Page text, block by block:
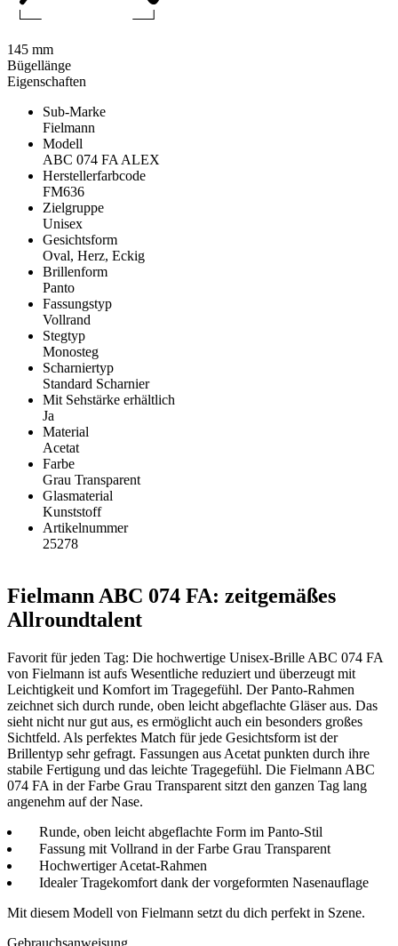
Eigenschaften
Sub-Marke
Fielmann
Modell
ABC 074 FA ALEX
Herstellerfarbcode
FM636
Zielgruppe
Unisex
Gesichtsform
Oval, Herz, Eckig
Brillenform
Panto
Fassungstyp
Vollrand
Stegtyp
Monosteg
Scharniertyp
Standard Scharnier
Mit Sehstärke erhältlich
Ja
Material
Acetat
Farbe
Grau Transparent
Glasmaterial
Kunststoff
Artikelnummer
25278
Fielmann ABC 074 FA: zeitgemäßes
Allroundtalent
Favorit für jeden Tag: Die hochwertige Unisex-Brille ABC 074 FA
von Fielmann ist aufs Wesentliche reduziert und überzeugt mit
Leichtigkeit und Komfort im Tragegefühl. Der Panto-Rahmen
zeichnet sich durch runde, oben leicht abgeflachte Gläser aus. Das
sieht nicht nur gut aus, es ermöglicht auch ein besonders großes
Sichtfeld. Als perfektes Match für jede Gesichtsform ist der
Brillentyp sehr gefragt. Fassungen aus Acetat punkten durch ihre
stabile Fertigung und das leichte Tragegefühl. Die Fielmann ABC
074 FA in der Farbe Grau Transparent sitzt den ganzen Tag lang
angenehm auf der Nase.
Runde, oben leicht abgeflachte Form im Panto-Stil
Fassung mit Vollrand in der Farbe Grau Transparent
Hochwertiger Acetat-Rahmen
Idealer Tragekomfort dank der vorgeformten Nasenauflage
Mit diesem Modell von Fielmann setzt du dich perfekt in Szene.
Gebrauchsanweisung
145 mm
Bügellänge